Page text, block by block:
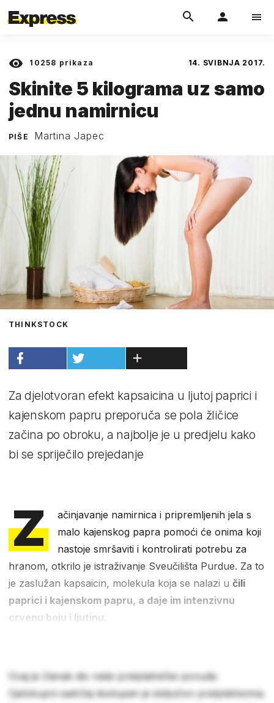
10258 prikaza 14. SVIBNJA 2017.
Skinite 5 kilograma uz samo
jednu namirnicu
PIŠE Martina Japec
THINKSTOCK
Za djelotvoran efekt kapsaicina u ljutoj paprici i
kajenskom papru preporuča se pola žličice
začina po obroku, a najbolje je u predjelu kako
bi se spriječilo prejedanje
Z
ačinjavanje namirnica i pripremljenih jela s
malo kajenskog papra pomoći će onima koji
nastoje smršaviti i kontrolirati potrebu za
hranom, otkrilo je istraživanje Sveučilišta Purdue. Za to
je zaslužan kapsaicin, molekula koja se nalazi u čili
paprici i kajenskom papru, a daje im intenzivnu
crvenu boju i ljutinu.
Ovaj je članak dio naše pretplatničke ponude.
Cjelokupni sadržaj dostupan je isključivo pretplatnicima.